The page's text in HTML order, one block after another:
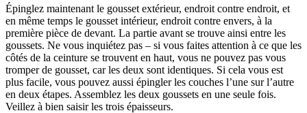
Épinglez maintenant le gousset extérieur, endroit contre endroit, et
en même temps le gousset intérieur, endroit contre envers, à la
première pièce de devant. La partie avant se trouve ainsi entre les
goussets. Ne vous inquiétez pas – si vous faites attention à ce que les
côtés de la ceinture se trouvent en haut, vous ne pouvez pas vous
tromper de gousset, car les deux sont identiques. Si cela vous est
plus facile, vous pouvez aussi épingler les couches l’une sur l’autre
en deux étapes. Assemblez les deux goussets en une seule fois.
Veillez à bien saisir les trois épaisseurs.